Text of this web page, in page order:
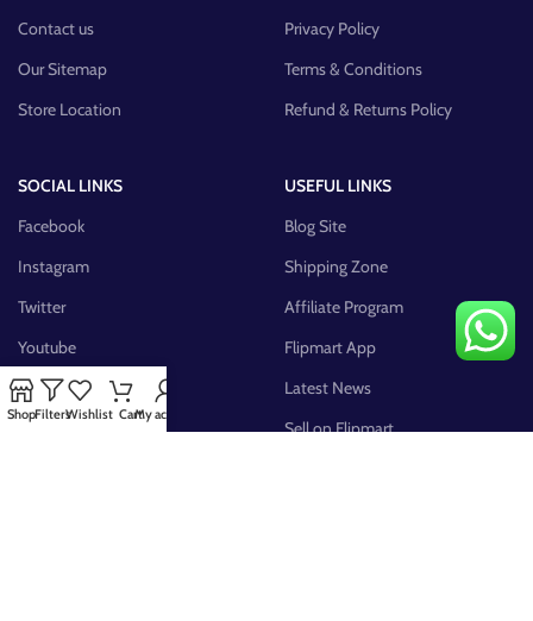
Contact us
Our Sitemap
Store Location
Privacy Policy
Terms & Conditions
Refund & Returns Policy
SOCIAL LINKS
Facebook
Instagram
Twitter
Youtube
Pinterest
FB Group
USEFUL LINKS
Blog Site
Shipping Zone
Affiliate Program
Flipmart App
Latest News
Sell on Flipmart
ShopFiltersWishlist CartMy account